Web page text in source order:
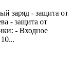
заряд - защита от
- защита от
- Входное